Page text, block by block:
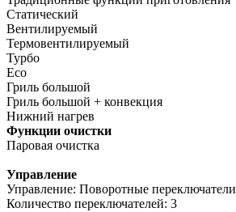
Статический
Вентилируемый
Термовентилируемый
Турбо
Eco
Гриль большой
Гриль большой + конвекция
Нижний нагрев
Функции очистки
Паровая очистка
Управление
Управление: Поворотные переключатели
Количество переключателей: 3